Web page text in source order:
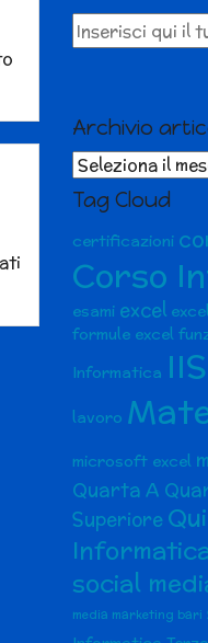
Archivio
Archivio
articoli
Tag Cloud
certificazioni
Corso
esami excel
formule excel
Informatica IIS
lavoro
microsoft excel
Quarta A
Superiore
social
media marketing bari